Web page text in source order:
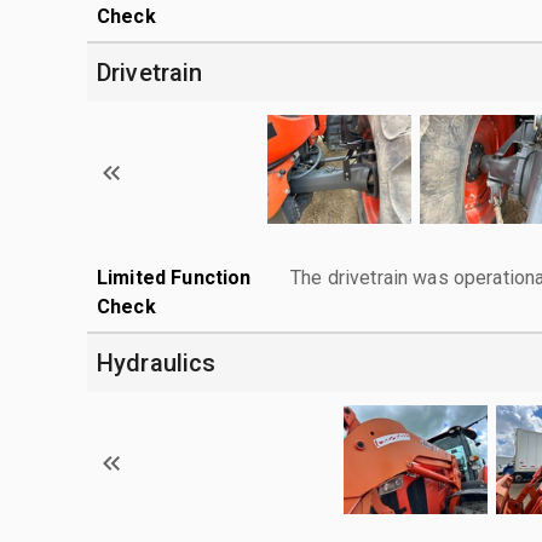
Check
Drivetrain
Limited Function
Check
The drivetrain was
Hydraulics